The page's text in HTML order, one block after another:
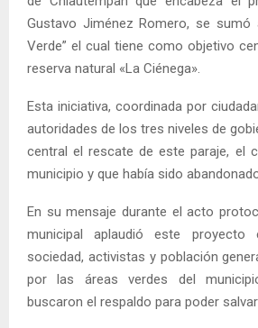
Gustavo Jiménez Romero, se sumó
Verde” el cual tiene como objetivo
reserva natural «La Ciénega».
Esta iniciativa, coordinada por
autoridades de los tres niveles de
central el rescate de este paraje, el
municipio y que había sido
En su mensaje durante el acto
municipal aplaudió este proyecto
sociedad, activistas y población
por las áreas verdes del
buscaron el respaldo para poder